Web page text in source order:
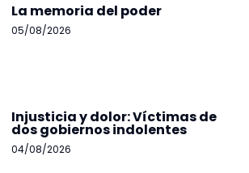
La memoria del poder
05/08/2026
Injusticia y dolor: Víctimas de
dos gobiernos indolentes
04/08/2026